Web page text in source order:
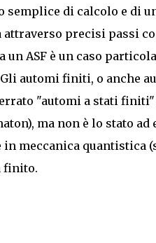
semplice di calcolo e di
attraverso precisi passi
unASFè un caso
Gli automi finiti, o anche
"automi a stati
ma non è lo stato
meccanica quantistica (
finito.